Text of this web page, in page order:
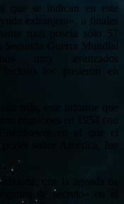
que se indican en este
extranjera», a finales
nazi poseía sólo 57
Segunda Guerra Mundial
muy avanzados
los pusieron en
más, este informe que
reuniones en 1954 con
en el que el
que la agenda de
de secreto» en el